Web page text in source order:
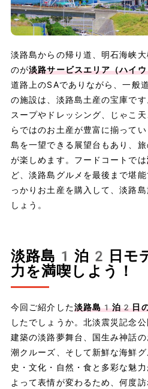
淡路島からの帰り道、明石海峡
のが淡路サービスエリア（ハイ
道路上のSAでありながら、一般
の施設は、淡路島土産の宝庫で
スープやドレッシング、じゃこ
らではのお土産が豊富に揃って
島を一望できる展望台もあり、
が楽しめます。フードコートでは
ど、淡路島グルメを最後まで堪
っかりお土産を購入して、淡路
しょう。
淡路島1泊2日モ
力を満喫しよう！
今回ご紹介した淡路島1泊2日の
したでしょうか。北淡震災記念
建築の淡路夢舞台、国生み神話
潮クルーズ、そして新鮮な海鮮
史・文化・自然・食と多彩な魅
よって表情が変わるため、何度